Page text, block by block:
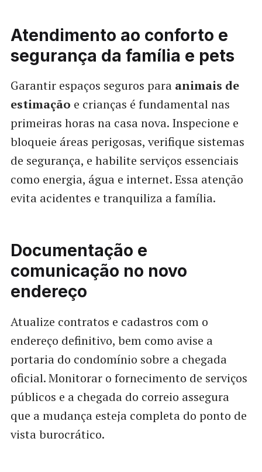
Atendimento ao conforto e
segurança da família e pets
Garantir espaços seguros para animais de
estimação e crianças é fundamental nas
primeiras horas na casa nova. Inspecione e
bloqueie áreas perigosas, verifique sistemas
de segurança, e habilite serviços essenciais
como energia, água e internet. Essa atenção
evita acidentes e tranquiliza a família.
Documentação e
comunicação no novo
endereço
Atualize contratos e cadastros com o
endereço definitivo, bem como avise a
portaria do condomínio sobre a chegada
oficial. Monitorar o fornecimento de serviços
públicos e a chegada do correio assegura
que a mudança esteja completa do ponto de
vista burocrático.